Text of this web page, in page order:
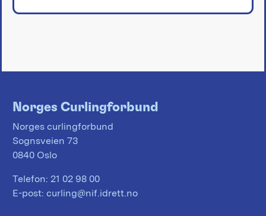
Norges Curlingforbund
Norges curlingforbund
Sognsveien 73
0840 Oslo
Telefon: 21 02 98 00
E-post: curling@nif.idrett.no